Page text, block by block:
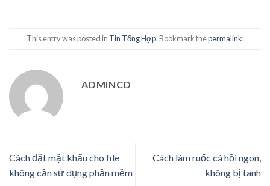
This entry was posted in Tin Tổng Hợp. Bookmark thepermalink.
ADMINCD
Cách đặt mật khẩu cho file
không cần sử dụng phần mềm
Cách làm ruốc cá hồi ngon,
không bị tanh